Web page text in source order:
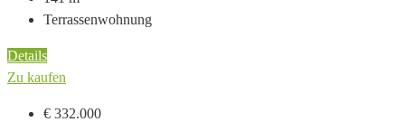
Terrassenwohnung
Details
Zu kaufen
€ 332.000